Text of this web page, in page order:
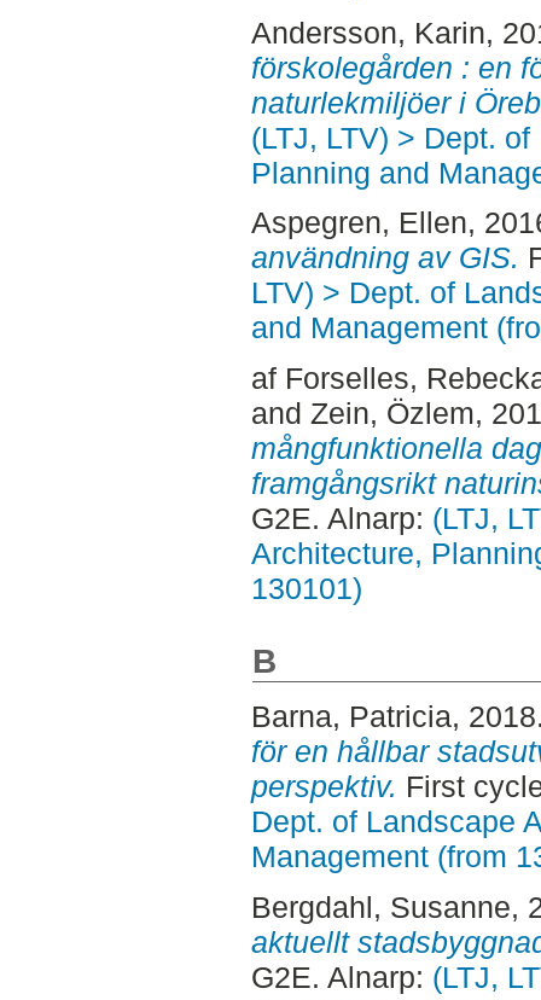
Andersson, Karin,
förskolegården : en
naturlekmiljöer i
(LTJ, LTV) > Dept.
Planning and
Aspegren, Ellen,
användning av GIS.
LTV) > Dept. of
and Management
af Forselles,
and Zein, Özlem,
mångfunktionella
framgångsrikt
G2E. Alnarp: (LTJ,
Architecture,
130101)
B
Barna, Patricia,
för en hållbar
perspektiv. First
Dept. of Landscape
Management (from
Bergdahl, Susanne,
aktuellt
G2E. Alnarp: (LTJ,